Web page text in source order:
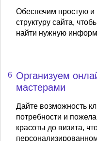
Обеспечим простую и
структуру сайта,
найти нужную
6 Организуем
мастерами
Дайте возможность
потребности и
красоты до визита,